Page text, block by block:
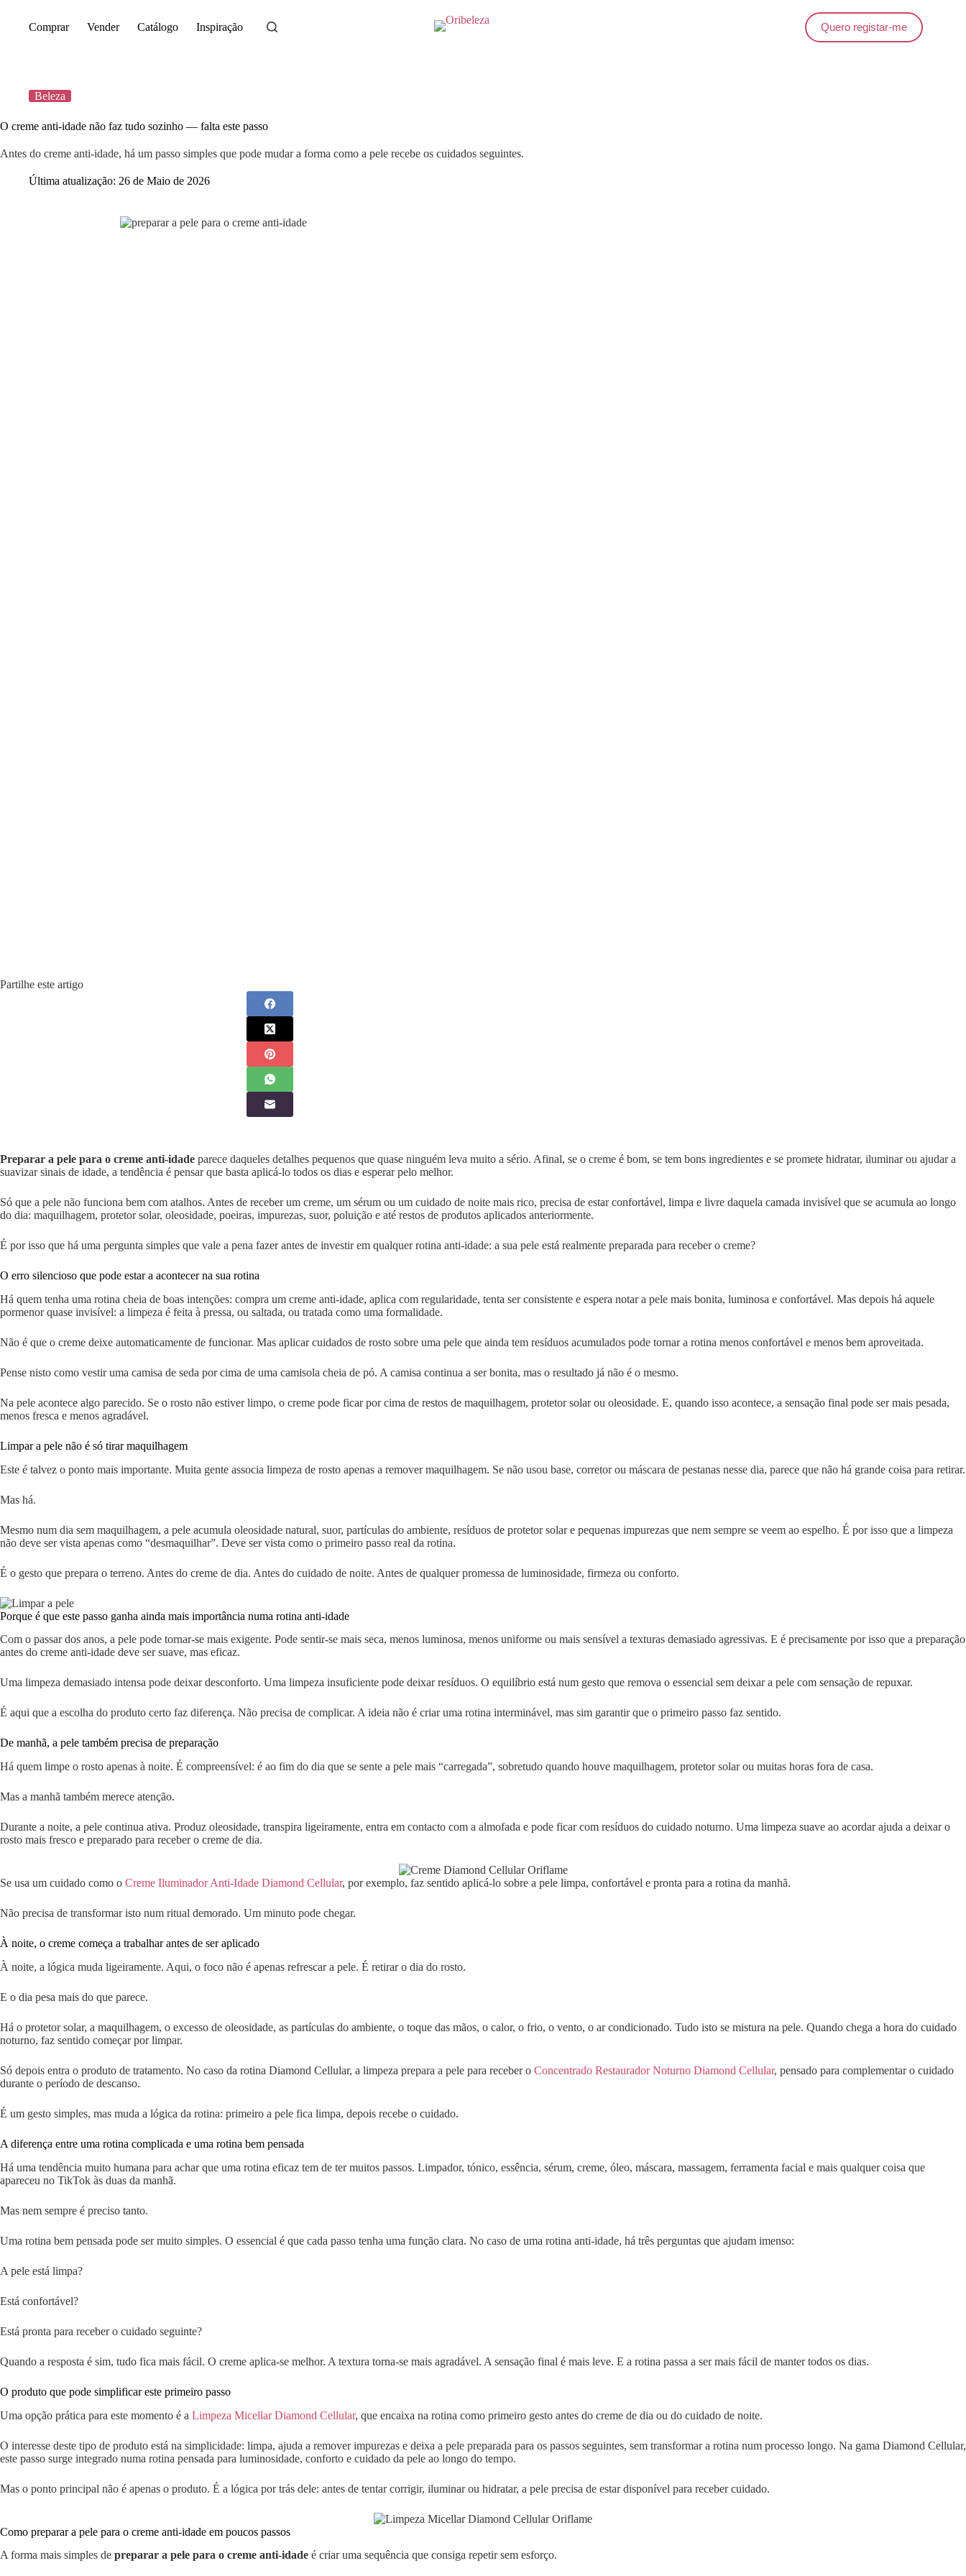
Comprar Vender Catálogo Inspiração Quero registar-me
Beleza
O creme anti-idade não faz tudo sozinho — falta este passo
Antes do creme anti-idade, há um passo simples que pode mudar a forma como a pele recebe os cuidados seguintes.
Última atualização: 26 de Maio de 2026
Partilhe este artigo
Preparar a pele para o creme anti-idade parece daqueles detalhes pequenos que quase ninguém leva muito a sério. Afinal, se o creme é bom, se tem bons ingredientes e se promete hidratar, iluminar ou ajudar a
suavizar sinais de idade, a tendência é pensar que basta aplicá-lo todos os dias e esperar pelo melhor.
Só que a pele não funciona bem com atalhos. Antes de receber um creme, um sérum ou um cuidado de noite mais rico, precisa de estar confortável, limpa e livre daquela camada invisível que se acumula ao longo
do dia: maquilhagem, protetor solar, oleosidade, poeiras, impurezas, suor, poluição e até restos de produtos aplicados anteriormente.
É por isso que há uma pergunta simples que vale a pena fazer antes de investir em qualquer rotina anti-idade: a sua pele está realmente preparada para receber o creme?
O erro silencioso que pode estar a acontecer na sua rotina
Há quem tenha uma rotina cheia de boas intenções: compra um creme anti-idade, aplica com regularidade, tenta ser consistente e espera notar a pele mais bonita, luminosa e confortável. Mas depois há aquele
pormenor quase invisível: a limpeza é feita à pressa, ou saltada, ou tratada como uma formalidade.
Não é que o creme deixe automaticamente de funcionar. Mas aplicar cuidados de rosto sobre uma pele que ainda tem resíduos acumulados pode tornar a rotina menos confortável e menos bem aproveitada.
Pense nisto como vestir uma camisa de seda por cima de uma camisola cheia de pó. A camisa continua a ser bonita, mas o resultado já não é o mesmo.
Na pele acontece algo parecido. Se o rosto não estiver limpo, o creme pode ficar por cima de restos de maquilhagem, protetor solar ou oleosidade. E, quando isso acontece, a sensação final pode ser mais pesada,
menos fresca e menos agradável.
Limpar a pele não é só tirar maquilhagem
Este é talvez o ponto mais importante. Muita gente associa limpeza de rosto apenas a remover maquilhagem. Se não usou base, corretor ou máscara de pestanas nesse dia, parece que não há grande coisa para retirar.
Mas há.
Mesmo num dia sem maquilhagem, a pele acumula oleosidade natural, suor, partículas do ambiente, resíduos de protetor solar e pequenas impurezas que nem sempre se veem ao espelho. É por isso que a limpeza
não deve ser vista apenas como “desmaquilhar”. Deve ser vista como o primeiro passo real da rotina.
É o gesto que prepara o terreno. Antes do creme de dia. Antes do cuidado de noite. Antes de qualquer promessa de luminosidade, firmeza ou conforto.
Porque é que este passo ganha ainda mais importância numa rotina anti-idade
Com o passar dos anos, a pele pode tornar-se mais exigente. Pode sentir-se mais seca, menos luminosa, menos uniforme ou mais sensível a texturas demasiado agressivas. E é precisamente por isso que a preparação
antes do creme anti-idade deve ser suave, mas eficaz.
Uma limpeza demasiado intensa pode deixar desconforto. Uma limpeza insuficiente pode deixar resíduos. O equilíbrio está num gesto que remova o essencial sem deixar a pele com sensação de repuxar.
É aqui que a escolha do produto certo faz diferença. Não precisa de complicar. A ideia não é criar uma rotina interminável, mas sim garantir que o primeiro passo faz sentido.
De manhã, a pele também precisa de preparação
Há quem limpe o rosto apenas à noite. É compreensível: é ao fim do dia que se sente a pele mais “carregada”, sobretudo quando houve maquilhagem, protetor solar ou muitas horas fora de casa.
Mas a manhã também merece atenção.
Durante a noite, a pele continua ativa. Produz oleosidade, transpira ligeiramente, entra em contacto com a almofada e pode ficar com resíduos do cuidado noturno. Uma limpeza suave ao acordar ajuda a deixar o
rosto mais fresco e preparado para receber o creme de dia.
Se usa um cuidado como o Creme Iluminador Anti-Idade Diamond Cellular, por exemplo, faz sentido aplicá-lo sobre a pele limpa, confortável e pronta para a rotina da manhã.
Não precisa de transformar isto num ritual demorado. Um minuto pode chegar.
À noite, o creme começa a trabalhar antes de ser aplicado
À noite, a lógica muda ligeiramente. Aqui, o foco não é apenas refrescar a pele. É retirar o dia do rosto.
E o dia pesa mais do que parece.
Há o protetor solar, a maquilhagem, o excesso de oleosidade, as partículas do ambiente, o toque das mãos, o calor, o frio, o vento, o ar condicionado. Tudo isto se mistura na pele. Quando chega a hora do cuidado
noturno, faz sentido começar por limpar.
Só depois entra o produto de tratamento. No caso da rotina Diamond Cellular, a limpeza prepara a pele para receber o Concentrado Restaurador Noturno Diamond Cellular, pensado para complementar o cuidado
durante o período de descanso.
É um gesto simples, mas muda a lógica da rotina: primeiro a pele fica limpa, depois recebe o cuidado.
A diferença entre uma rotina complicada e uma rotina bem pensada
Há uma tendência muito humana para achar que uma rotina eficaz tem de ter muitos passos. Limpador, tónico, essência, sérum, creme, óleo, máscara, massagem, ferramenta facial e mais qualquer coisa que
apareceu no TikTok às duas da manhã.
Mas nem sempre é preciso tanto.
Uma rotina bem pensada pode ser muito simples. O essencial é que cada passo tenha uma função clara. No caso de uma rotina anti-idade, há três perguntas que ajudam imenso:
A pele está limpa?
Está confortável?
Está pronta para receber o cuidado seguinte?
Quando a resposta é sim, tudo fica mais fácil. O creme aplica-se melhor. A textura torna-se mais agradável. A sensação final é mais leve. E a rotina passa a ser mais fácil de manter todos os dias.
O produto que pode simplificar este primeiro passo
Uma opção prática para este momento é a Limpeza Micellar Diamond Cellular, que encaixa na rotina como primeiro gesto antes do creme de dia ou do cuidado de noite.
O interesse deste tipo de produto está na simplicidade: limpa, ajuda a remover impurezas e deixa a pele preparada para os passos seguintes, sem transformar a rotina num processo longo. Na gama Diamond Cellular,
este passo surge integrado numa rotina pensada para luminosidade, conforto e cuidado da pele ao longo do tempo.
Mas o ponto principal não é apenas o produto. É a lógica por trás dele: antes de tentar corrigir, iluminar ou hidratar, a pele precisa de estar disponível para receber cuidado.
Como preparar a pele para o creme anti-idade em poucos passos
A forma mais simples de preparar a pele para o creme anti-idade é criar uma sequência que consiga repetir sem esforço.